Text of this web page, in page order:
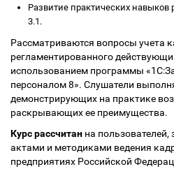
Развитие практических
3.1.
Рассматриваются вопросы учета
регламентированного
использованием программы
персоналом 8». Слушатели
демонстрирующих на практике
раскрывающих ее преимущества.
Курс рассчитан на
актами и методиками ведения
предприятиях Российской